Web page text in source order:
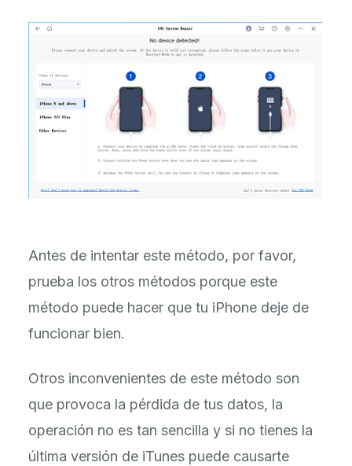
Antes de intentar este método, por favor,
prueba los otros métodos porque este
método puede hacer que tu iPhone deje de
funcionar bien.
Otros inconvenientes de este método son
que provoca la pérdida de tus datos, la
operación no es tan sencilla y si no tienes la
última versión de iTunes puede causarte